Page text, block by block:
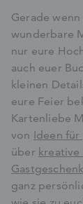
Gerade
wunderbare
nur eure
auch euer
kleinen
eure Feier
Kartenliebe
von Ideen
über kreative
ganz